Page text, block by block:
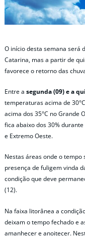
O início desta semana será
Catarina, mas a partir de
favorece o retorno das
Entre a segunda (09) e a
temperaturas acima de
acima dos 35°C no Grande
fica abaixo dos 30%
e Extremo Oeste.
Nestas áreas onde o tempo
presença de fuligem vinda
condição que deve
(12).
Na faixa litorânea a
deixam o tempo fechado e
amanhecer e anoitecer.